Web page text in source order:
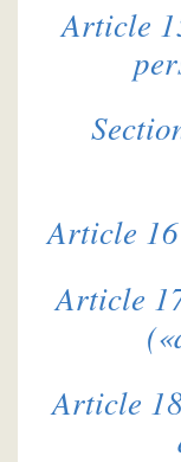
Article
Article
Article
Article